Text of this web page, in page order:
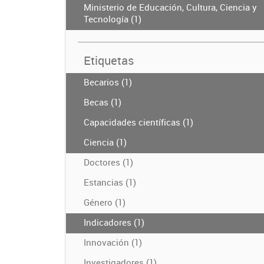
Ministerio de Educación, Cultura, Ciencia y
Tecnología (1)
Etiquetas
Becarios (1)
Becas (1)
Capacidades científicas (1)
Ciencia (1)
Doctores (1)
Estancias (1)
Género (1)
Indicadores (1)
Innovación (1)